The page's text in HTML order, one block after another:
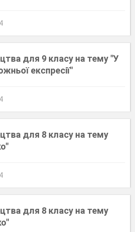
для 9 класу на тему "У
експресії"
для 8 класу на тему
для 8 класу на тему